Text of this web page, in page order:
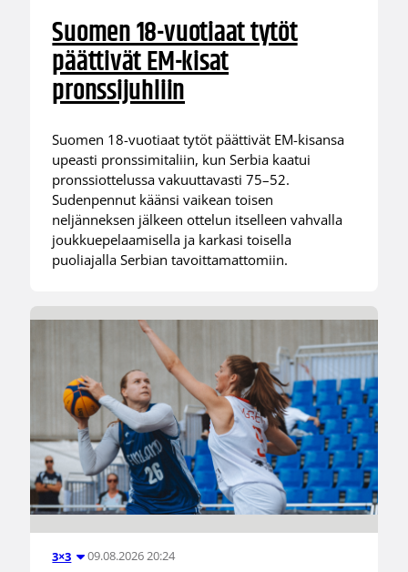
Suomen 18-vuotiaat tytöt
päättivät EM-kisat
pronssijuhliin
Suomen 18-vuotiaat tytöt päättivät EM-kisansa
upeasti pronssimitaliin, kun Serbia kaatui
pronssiottelussa vakuuttavasti 75–52.
Sudenpennut käänsi vaikean toisen
neljänneksen jälkeen ottelun itselleen vahvalla
joukkuepelaamisella ja karkasi toisella
puoliajalla Serbian tavoittamattomiin.
3×3 09.08.2026 20:24